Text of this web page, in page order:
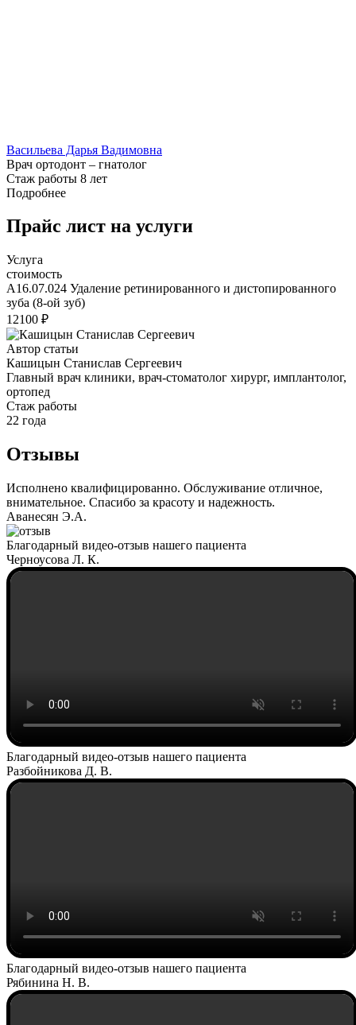
Васильева Дарья Вадимовна
Врач ортодонт – гнатолог
Стаж работы 8 лет
Подробнее
Прайс лист на услуги
Услуга
стоимость
А16.07.024 Удаление ретинированного и дистопированного
зуба (8-ой зуб)
12100 ₽
Автор статьи
Кашицын Станислав Сергеевич
Главный врач клиники, врач-стоматолог хирург, имплантолог,
ортопед
Cтаж работы
22 года
Отзывы
Исполнено квалифицированно. Обслуживание отличное,
внимательное. Спасибо за красоту и надежность.
Аванесян Э.А.
Благодарный видео-отзыв нашего пациента
Черноусова Л. К.
Благодарный видео-отзыв нашего пациента
Разбойникова Д. В.
Благодарный видео-отзыв нашего пациента
Рябинина Н. В.